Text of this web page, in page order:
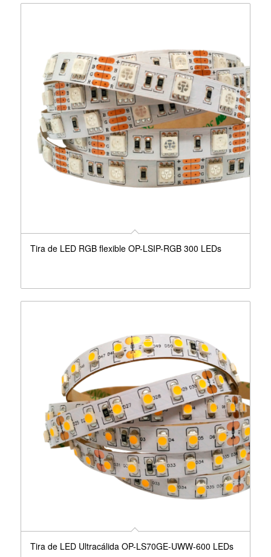
Tira de LED RGB flexible OP-LSIP-RGB 300 LEDs
Tira de LED Ultracálida OP-LS70GE-UWW-600 LEDs